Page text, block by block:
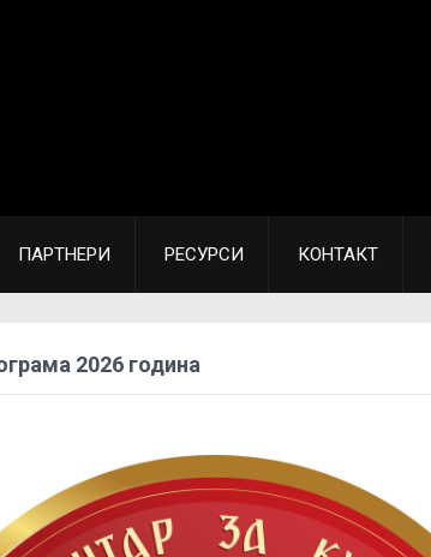
ПАРТНЕРИ РЕСУРСИ КОНТАКТ
2026 година